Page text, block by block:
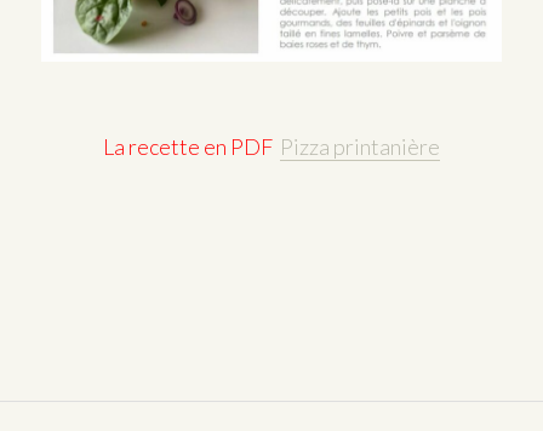
La recette en PDF Pizza printanière